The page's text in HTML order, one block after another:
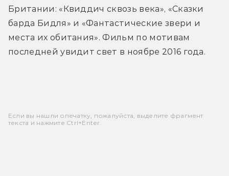
Британии: «Квиддич сквозь века», «Сказки
барда Бидля» и «Фантастические звери и
места их обитания». Фильм по мотивам
последней увидит свет в ноябре 2016 года.
Если вы нашли опечатку, пожалуйста, выделите фрагмент
текста и нажмите Ctrl+Enter.